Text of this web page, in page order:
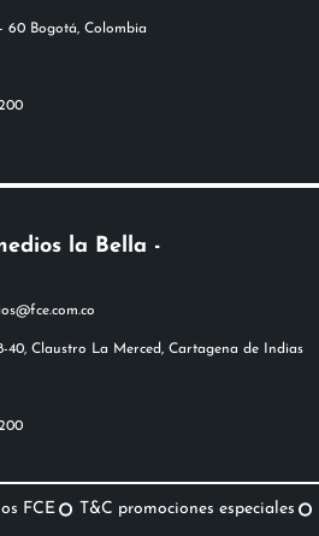
60 Bogotá, Colombia
la Bella -
40, Claustro La Merced, Cartagena de Indias
FCE T&C promociones especiales